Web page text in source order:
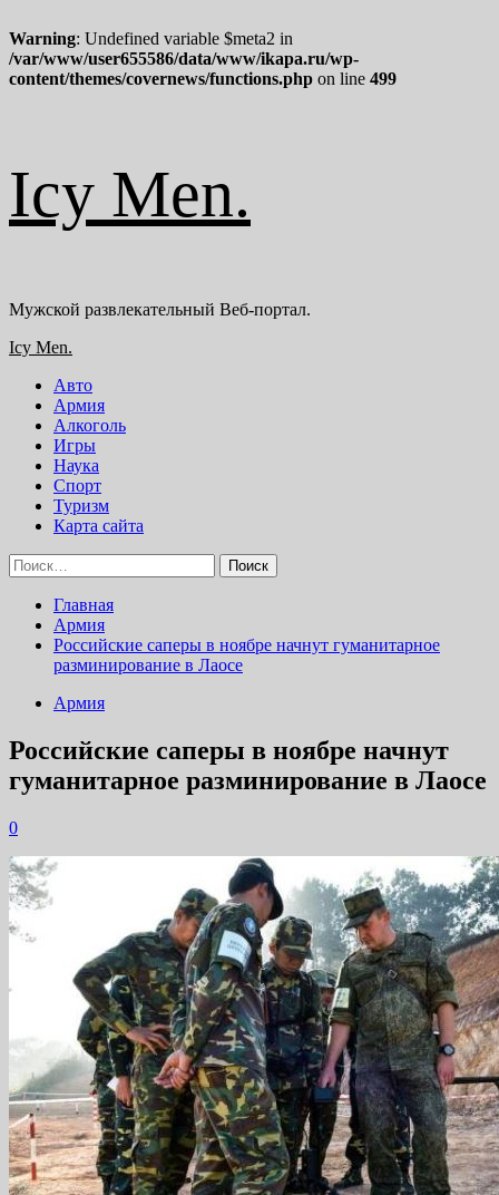
Warning: Undefined variable $meta2 in
/var/www/user655586/data/www/ikapa.ru/wp-
content/themes/covernews/functions.php on line 499
содержимому
Icy Men.
Мужской развлекательный Веб-портал.
Основное
Icy Men.
Авто
Армия
Алкоголь
Игры
Наука
Спорт
Туризм
Карта сайта
Найти:
Главная
Армия
Российские саперы в ноябре начнут гуманитарное
разминирование в Лаосе
Армия
Российские саперы в ноябре начнут
гуманитарное разминирование в Лаосе
0